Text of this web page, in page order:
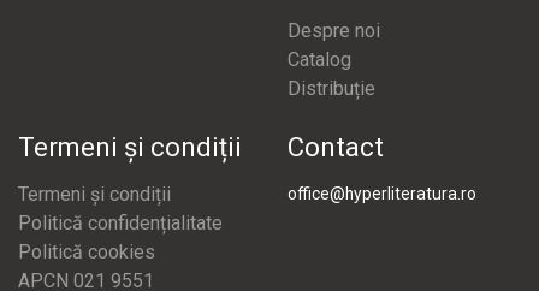
Despre noi
Catalog
Distribuție
Termeni și condiții
Termeni și condiții
Politică confidențialitate
Politică cookies
APCN 021 9551
Contact
office@hyperliteratura.ro